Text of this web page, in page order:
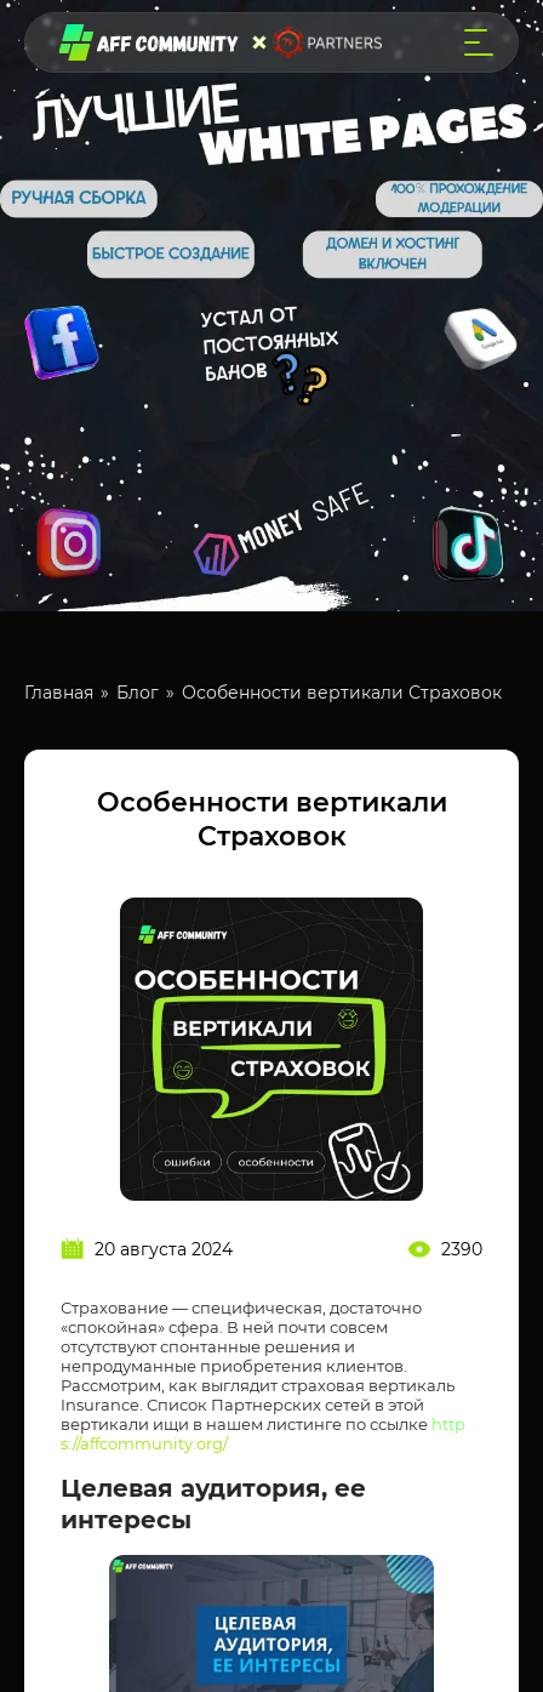
Главная Блог Особенности вертикали Страховок
Особенности вертикали
Страховок
20 августа 2024 2390
Страхование — специфическая, достаточно
«спокойная» сфера. В ней почти совсем
отсутствуют спонтанные решения и
непродуманные приобретения клиентов.
Рассмотрим, как выглядит страховая вертикаль
Insurance. Список Партнерских сетей в этой
вертикали ищи в нашем листинге по ссылке http
s://affcommunity.org/
Целевая аудитория, ее
интересы